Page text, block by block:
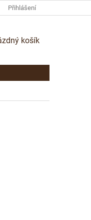
KONTAKTY
Přihlášení
košík